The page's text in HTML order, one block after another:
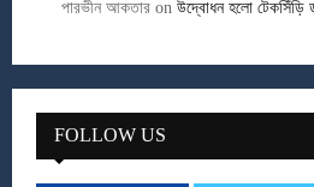
পারভীন আকতার on উদ্বোধন হলো টেকসিঁড়ি
FOLLOW US